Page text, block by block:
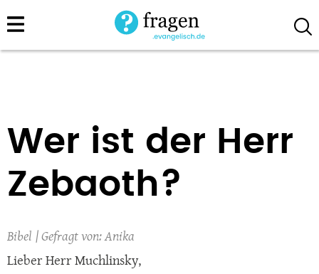
Direkt
zum
Wer ist der Herr
Zebaoth?
Bibel
Anika
Lieber Herr Muchlinsky,